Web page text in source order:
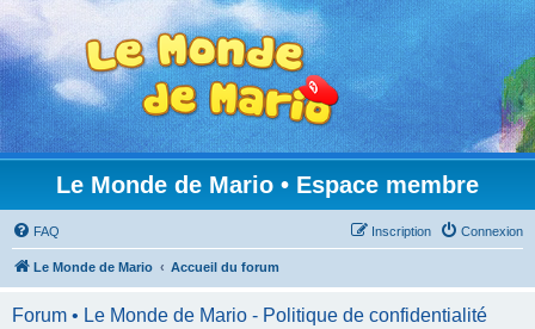
Le Monde de Mario • Espace membre
FAQ Connexion
Inscription
Le Monde de Mario Accueil du forum
Forum • Le Monde de Mario - Politique de confidentialité